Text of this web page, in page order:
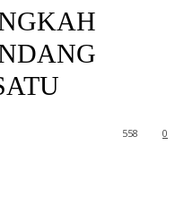
0
558